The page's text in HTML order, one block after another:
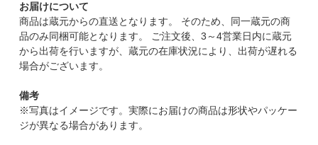
お届けについて
商品は蔵元からの直送となります。 そのため、同一蔵元の商
品のみ同梱可能となります。 ご注文後、3～4営業日内に蔵元
から出荷を行いますが、蔵元の在庫状況により、出荷が遅れる
場合がございます。
備考
※写真はイメージです。実際にお届けの商品は形状やパッケー
ジが異なる場合があります。